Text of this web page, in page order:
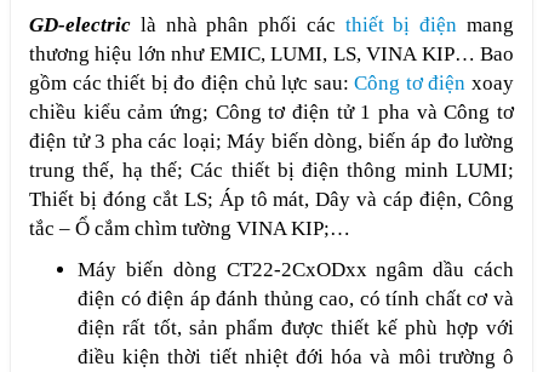
GD-electric là nhà phân phối các thiết bị điện mang
thương hiệu lớn như EMIC, LUMI, LS, VINA KIP… Bao
gồm các thiết bị đo điện chủ lực sau:Công tơ điện xoay
chiều kiểu cảm ứng; Công tơ điện tử 1 pha và Công tơ
điện tử 3 pha các loại; Máy biến dòng, biến áp đo lường
trung thế, hạ thế; Các thiết bị điện thông minh LUMI;
Thiết bị đóng cắt LS; Áp tô mát, Dây và cáp điện, Công
tắc – Ổ cắm chìm tường VINA KIP;…
Máy biến dòng CT22-2CxODxx ngâm dầu cách
điện có điện áp đánh thủng cao, có tính chất cơ và
điện rất tốt, sản phẩm được thiết kế phù hợp với
điều kiện thời tiết nhiệt đới hóa và môi trường ô